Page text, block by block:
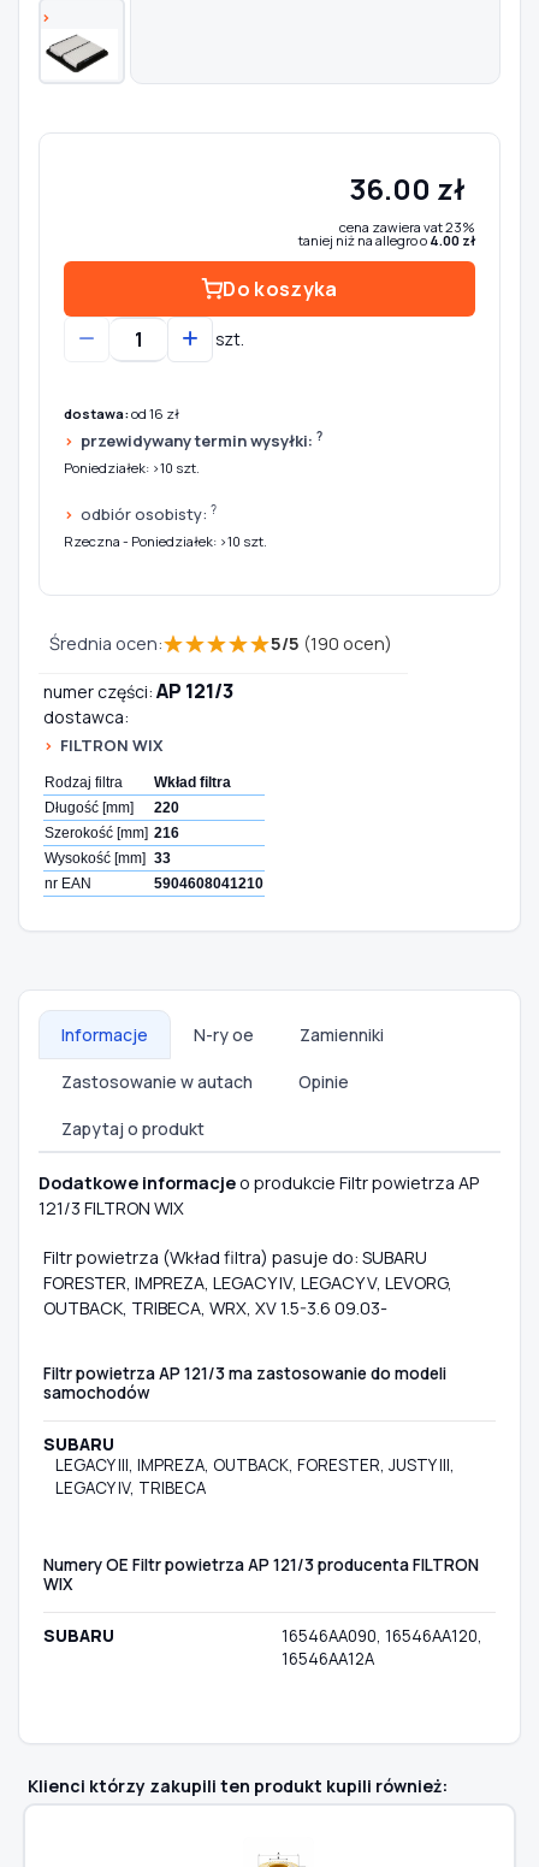
36.00 zł
cena zawiera vat 23%
taniej niż na allegro o 4.00 zł
Do koszyka
szt.
dostawa:od 16 zł
przewidywany termin wysyłki: ?
Poniedziałek: >10 szt.
odbiór osobisty: ?
Rzeczna - Poniedziałek: >10 szt.
Średnia ocen:★★★★★5/5 (190 ocen)
numer części: AP 121/3
dostawca:
FILTRON WIX
Rodzaj filtra
Wkład filtra
Długość [mm]
220
Szerokość [mm] 216
Wysokość [mm] 33
nr EAN
5904608041210
Informacje N-ry oe Zamienniki
Zastosowanie w autach Opinie
Zapytaj o produkt
Dodatkowe informacjeo produkcie Filtr powietrza AP
121/3 FILTRON WIX
Filtr powietrza (Wkład filtra) pasuje do: SUBARU
FORESTER, IMPREZA, LEGACY IV, LEGACY V, LEVORG,
OUTBACK, TRIBECA, WRX, XV 1.5-3.6 09.03-
Filtr powietrza AP 121/3 ma zastosowanie do modeli
samochodów
SUBARU
LEGACY III, IMPREZA, OUTBACK, FORESTER, JUSTY III,
LEGACY IV, TRIBECA
Numery OE Filtr powietrza AP 121/3 producenta FILTRON
WIX
SUBARU
16546AA090, 16546AA120,
16546AA12A
Klienci którzy zakupili ten produkt kupili również: